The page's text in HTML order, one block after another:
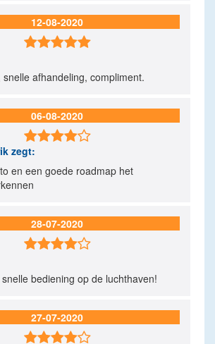
12-08-2020

snelle afhandeling, compliment.
06-08-2020

zegt:
en een goede roadmap het
28-07-2020

bediening op de luchthaven!
27-07-2020
